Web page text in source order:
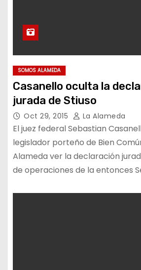
SOMOS ALAMEDA
Casanello oculta la
jurada de Stiuso
Oct 29, 2015 La Alameda
El juez federal Sebastian
legislador porteño de Bien
Alameda ver la declaración
de operaciones de la entonces